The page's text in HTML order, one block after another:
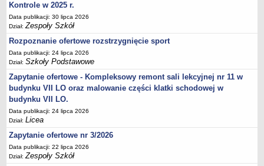
Kontrole w 2025 r.
Data publikacji: 30 lipca 2026
Dział:Zespoły Szkół
Rozpoznanie ofertowe rozstrzygnięcie sport
Data publikacji: 24 lipca 2026
Dział:Szkoły Podstawowe
Zapytanie ofertowe - Kompleksowy remont sali lekcyjnej nr 11 w
budynku VII LO oraz malowanie części klatki schodowej w
budynku VII LO.
Data publikacji: 24 lipca 2026
Dział:Licea
Zapytanie ofertowe nr 3/2026
Data publikacji: 22 lipca 2026
Dział:Zespoły Szkół